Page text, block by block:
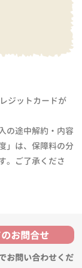
ジットカードが
の途中解約・内容
」は、保障料の分
。ご了承くださ
お問合せ
お問い合わせくだ